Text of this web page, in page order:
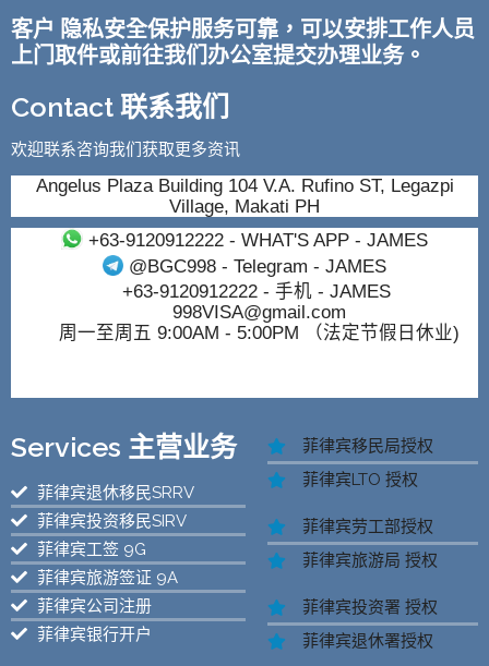
客户 隐私安全保护服务可靠，可以安排工作人员
上门取件或前往我们办公室提交办理业务。
Contact 联系我们
欢迎联系咨询我们获取更多资讯
Angelus Plaza Building 104 V.A. Rufino ST, Legazpi
Village, Makati PH
+63-9120912222- WHAT'S APP - JAMES
@BGC998 - Telegram - JAMES
+63-9120912222- 手机 - JAMES
998VISA@gmail.com
周一至周五 9:00AM - 5:00PM （法定节假日休业)
Services 主营业务
菲律宾退休移民SRRV
菲律宾投资移民SIRV
菲律宾工签 9G
菲律宾旅游签证 9A
菲律宾公司注册
菲律宾银行开户
菲律宾移民局授权
菲律宾LTO 授权
菲律宾劳工部授权
菲律宾旅游局 授权
菲律宾投资署 授权
菲律宾退休署授权